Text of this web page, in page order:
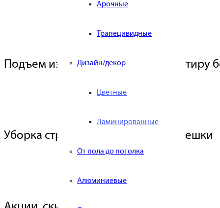
Арочные
Трапецивидные
Дизайн/декор
Цветные
Ламинированные
От пола до потолка
Алюминиевые
Подъем изделий с заносом в квартиру
Уборка строительного мусора в мешки